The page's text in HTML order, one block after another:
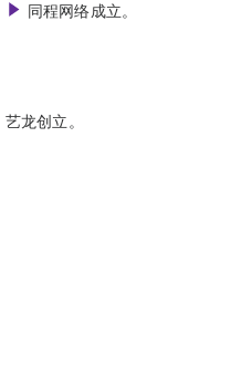
同程网络成立。
艺龙创立。